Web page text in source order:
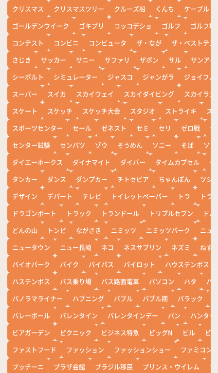
クリスマス
クリスマスツリー クルーズ船 くんち
ケーブル
ゴールデンウイーク
ゴキブリ コッコデショ ゴルフ
ゴルフ場
コンテスト
コンビニ コンピュータ ザ・なが
ザ・ベストテン
さじき
サッカー サニー サファリ ザボン サル
サンアイ
シーボルト
シミュレーター ジャスコ ジャンがラ
ジョイフル
スーパー
スイカ スカイウェイ スカイダイビング
スカイラン
スケート
スケッチ スケッチ大会 スタジオ ストライキ
ス
スポーツセンター
セール ゼネスト セミ セリ ゼロ戦
ぜ
センター試験
センバツ ゾウ そうめん ソニー そば
ソ
ダイエーホークス
ダイナマイト ダイバー タイムカプセル
タ
タンカー
ダンス ダンプカー チトセピア ちゃんぽん
ツシ
デザイン
デパート テレビ トイレットペーパー トラ
トラ
ドラゴンボート
トラック トランドール トリプルセブン
ド
どんの山
トンビ ながさき ニミッツ ニミッツパーク
ニュ
ニュータウン
ニュー長崎 ネコ ネスサブリン ネズミ
ねず
バイオパーク
バイク バイパス パイロット
ハウステンボス
ハステンボス
バス乗り場 バス路面電車 パソコン ハタ
ハ
パノラマライナー
ハプニング バブル バブル期 バラック
バレーボール
バレンタイン バレンタインデー パン
ハンター
ビアガーデン
ピクニック ビジネス特急 ビッグN ビル
ビワ
ファストフード
ファッション ファッションショー
ファミコン
プッチーニ
プラザ会館 ブラジル移民 プリンス・ウイレム
ブ